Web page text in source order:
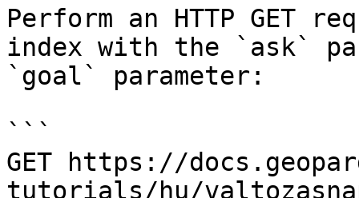
Perform an HTTP GET
index with the `ask`
`goal` parameter:
```
GET https://
tutorials/hu/